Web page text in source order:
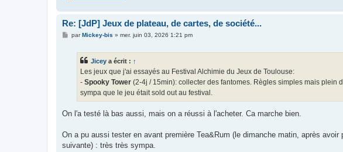
Re: [JdP] Jeux de plateau, de cartes, de société...
MparMickey-bis » mer. juin 03, 2026 1:21 pm
Jicey a écrit : ↑
Les jeux que j'ai essayés au Festival Alchimie du Jeux de Toulouse:
- Spooky Tower (2-4j / 15min): collecter des fantomes. Règles simples mais
sympa que le jeu était sold out au festival.
On l'a testé là bas aussi, mais on a réussi à l'acheter. Ca marche bien.
On a pu aussi tester en avant première Tea&Rum (le dimanche matin, après
suivante) : très très sympa.